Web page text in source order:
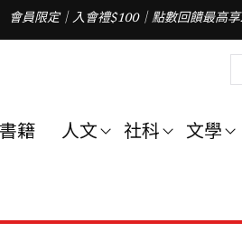
會員限定｜入會禮$100｜點數回饋最高
字
籍 人文 社科 文學